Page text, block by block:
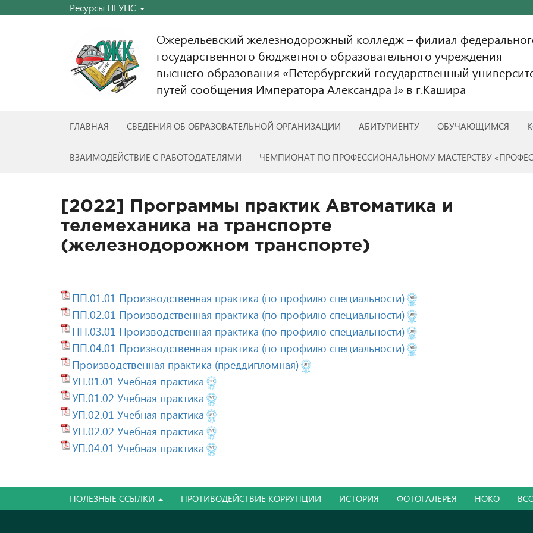
Ресурсы ПГУПС
Ожерельевский железнодорожный колледж – филиал
государственного бюджетного образовательного учреждения
высшего образования «Петербургский государственный
путей сообщения Императора Александра I» в г.Кашира
ГЛАВНАЯ СВЕДЕНИЯ ОБ ОБРАЗОВАТЕЛЬНОЙ ОРГАНИЗАЦИИ АБИТУРИЕНТУ ОБУЧАЮЩИМСЯ
ВЗАИМОДЕЙСТВИЕ С РАБОТОДАТЕЛЯМИ ЧЕМПИОНАТ ПО ПРОФЕССИОНАЛЬНОМУ МАСТЕРСТВУ
[2022] Программы практик Автоматика и
телемеханика на транспорте
(железнодорожном транспорте)
ПП.01.01 Производственная практика (по профилю специальности)
ПП.02.01 Производственная практика (по профилю специальности)
ПП.03.01 Производственная практика (по профилю специальности)
ПП.04.01 Производственная практика (по профилю специальности)
Производственная практика (преддипломная)
УП.01.01 Учебная практика
УП.01.02 Учебная практика
УП.02.01 Учебная практика
УП.02.02 Учебная практика
УП.04.01 Учебная практика
ПОЛЕЗНЫЕ ССЫЛКИ ПРОТИВОДЕЙСТВИЕ КОРРУПЦИИ ИСТОРИЯ ФОТОГАЛЕРЕЯ НОКО